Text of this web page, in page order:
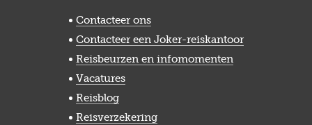
Contacteer ons
Contacteer een Joker-reiskantoor
Reisbeurzen en infomomenten
Vacatures
Reisblog
Reisverzekering